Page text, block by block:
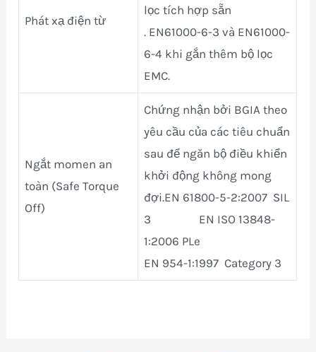
Phát xạ điện từ
lọc tích hợp sẵn
. EN61000-6-3 và EN61000-
6-4 khi gắn thêm bộ lọc
EMC.
Ngắt momen an
toàn (Safe Torque
Off)
Chứng nhận bởi BGIA theo
yêu cầu của các tiêu chuẩn
sau để ngăn bộ điều khiển
khởi động không mong
đợi.EN 61800-5-2:2007 SIL
3 EN ISO 13848-
1:2006 PLe
EN 954-1:1997 Category 3